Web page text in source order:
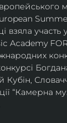
взяла участь
Academy
Кубін,
“Камерна